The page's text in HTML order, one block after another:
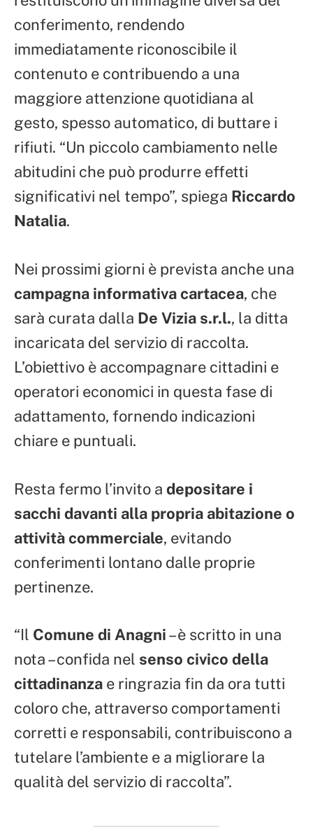
conferimento, rendendo
immediatamente riconoscibile il
contenuto e contribuendo a una
maggiore attenzione quotidiana al
gesto, spesso automatico, di buttare i
rifiuti. “Un piccolo cambiamento nelle
abitudini che può produrre effetti
significativi nel tempo”, spiega Riccardo
Natalia.
Nei prossimi giorni è prevista anche una
campagna informativa cartacea, che
sarà curata dalla De Vizia s.r.l., la ditta
incaricata del servizio di raccolta.
L’obiettivo è accompagnare cittadini e
operatori economici in questa fase di
adattamento, fornendo indicazioni
chiare e puntuali.
Resta fermo l’invito a depositare i
sacchi davanti alla propria abitazione o
attività commerciale, evitando
conferimenti lontano dalle proprie
pertinenze.
“Il Comune di Anagni– è scritto in una
nota – confida nel senso civico della
cittadinanza e ringrazia fin da ora tutti
coloro che, attraverso comportamenti
corretti e responsabili, contribuiscono a
tutelare l’ambiente e a migliorare la
qualità del servizio di raccolta”.